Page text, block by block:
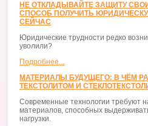
НЕ ОТКЛАДЫВАЙТЕ ЗАЩИТУ
СПОСОБ ПОЛУЧИТЬ
СЕЙЧАС
Юридические трудности редко
уволили?
Подробнее...
МАТЕРИАЛЫ БУДУЩЕГО: В ЧЁМ
ТЕКСТОЛИТОМ И
Современные технологии требуют
материалов, способных
нагрузки.